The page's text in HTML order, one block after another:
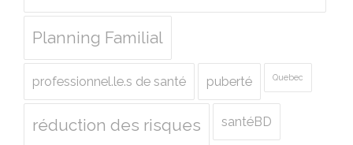
Planning Familial
professionnel.le.s de santé puberté Quebec
réduction des risques santéBD